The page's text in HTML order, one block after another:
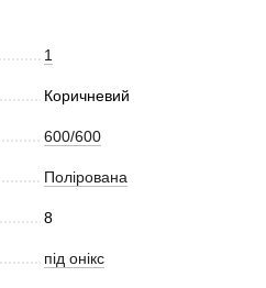
1
Коричневий
600/600
Полірована
8
під онікс